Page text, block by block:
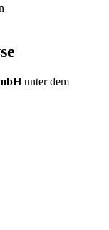
unterdem